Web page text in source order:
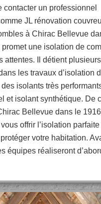
contacter un professionnel
JL rénovation
à Chirac Bellevue
promet une isolation de
attentes. Il détient
les travaux d’isolation
isolants très
et isolant synthétique. De
Bellevue dans le
offrir l’isolation
votre habitation.
équipes réaliseront